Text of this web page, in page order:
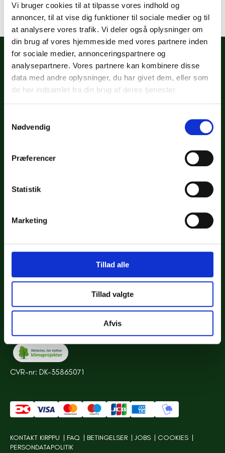
Vi bruger cookies til at tilpasse vores indhold og
annoncer, til at vise dig funktioner til sociale medier og til
at analysere vores trafik. Vi deler også oplysninger om
din brug af vores hjemmeside med vores partnere inden
for sociale medier, annonceringspartnere og
analysepartnere. Vores partnere kan kombinere disse
data med andre oplysninger, du har givet dem, eller som
de har indsamlet fra din brug af deres tjenester.
Nødvendig
Præferencer
Statistik
Marketing
Tillad alle
Tillad valgte
Afvis
KONCEPT
Hvordan fungerer det?
Gode råd
VORES ANSVAR
CSR
CVR-nr: DK-35865071
BOOK STAND
KONTAKT KIRPPU FAQ BETINGELSER JOBS
COOKIES
PERSONDATAPOLITIK